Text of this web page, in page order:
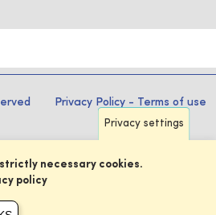
Privacy Policy - Terms of use
Privacy settings
necessary cookies.
policy